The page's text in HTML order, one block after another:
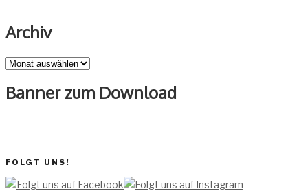
Archiv
Archiv
Banner zum Download
FOLGT UNS!